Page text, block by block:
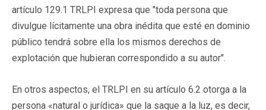
artículo 129.1 TRLPI expresa que "toda persona que
divulgue lícitamente una obra inédita que esté en dominio
público tendrá sobre ella los mismos derechos de
explotación que hubieran correspondido a su autor".
En otros aspectos, el TRLPI en su artículo 6.2 otorga a la
persona «natural o jurídica» que la saque a la luz, es decir,